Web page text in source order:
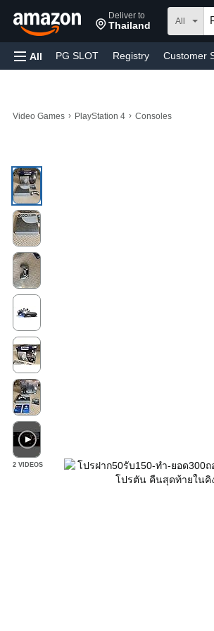
Deliver to
Thailand All
All PG SLOT Registry Customer
Video Games › PlayStation 4 › Consoles
2 VIDEOS